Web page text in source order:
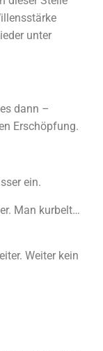
unter
dann –
Erschöpfung.
ein.
Man kurbelt…
Weiter kein